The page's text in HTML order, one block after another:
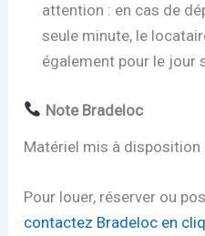
attention : en cas de
seule minute, le
également pour le jour
Note Bradeloc
Matériel mis à disposition
Pour louer, réserver ou
contactez Bradeloc en